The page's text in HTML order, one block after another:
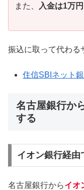
また、 入金は1万
振込に取って代わる
住信SBIネット
名古屋銀行か
する
イオン銀行経由
名古屋銀行からイオ